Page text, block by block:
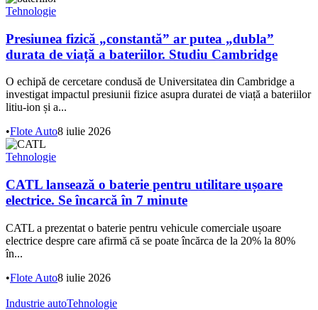
Tehnologie
Presiunea fizică „constantă” ar putea „dubla”
durata de viață a bateriilor. Studiu Cambridge
O echipă de cercetare condusă de Universitatea din Cambridge a
investigat impactul presiunii fizice asupra duratei de viață a bateriilor
litiu-ion și a...
•Flote Auto8 iulie 2026
Tehnologie
CATL lansează o baterie pentru utilitare ușoare
electrice. Se încarcă în 7 minute
CATL a prezentat o baterie pentru vehicule comerciale ușoare
electrice despre care afirmă că se poate încărca de la 20% la 80%
în...
•Flote Auto8 iulie 2026
Industrie autoTehnologie